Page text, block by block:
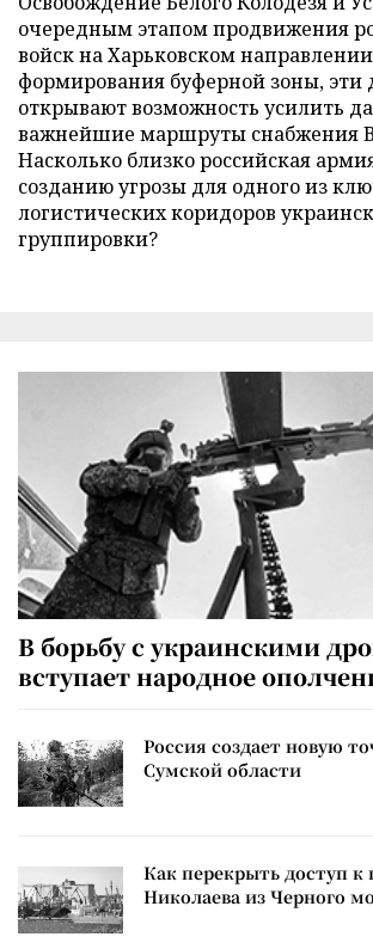
очередным этапом продвижения
войск на Харьковском
формирования буферной зоны, эти
открывают возможность усилить
важнейшие маршруты снабжения
Насколько близко российская
созданию угрозы для одного из
логистических коридоров
группировки?
В борьбу с украинскими
вступает народное
Россия создает новую
Сумской области
Как перекрыть доступ к
Николаева из Черного